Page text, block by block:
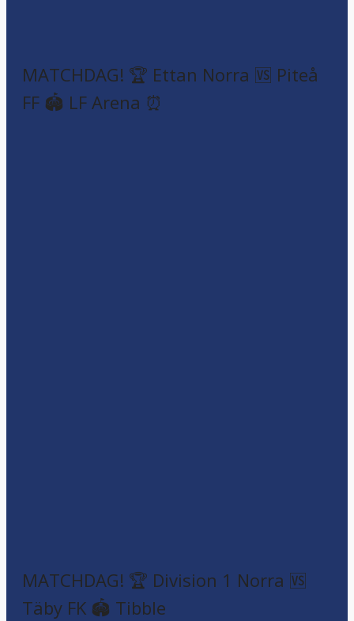
MATCHDAG! 🏆 Ettan Norra 🆚 Piteå
FF 🏟️ LF Arena ⏰
MATCHDAG! 🏆 Division 1 Norra 🆚
Täby FK 🏟️ Tibble